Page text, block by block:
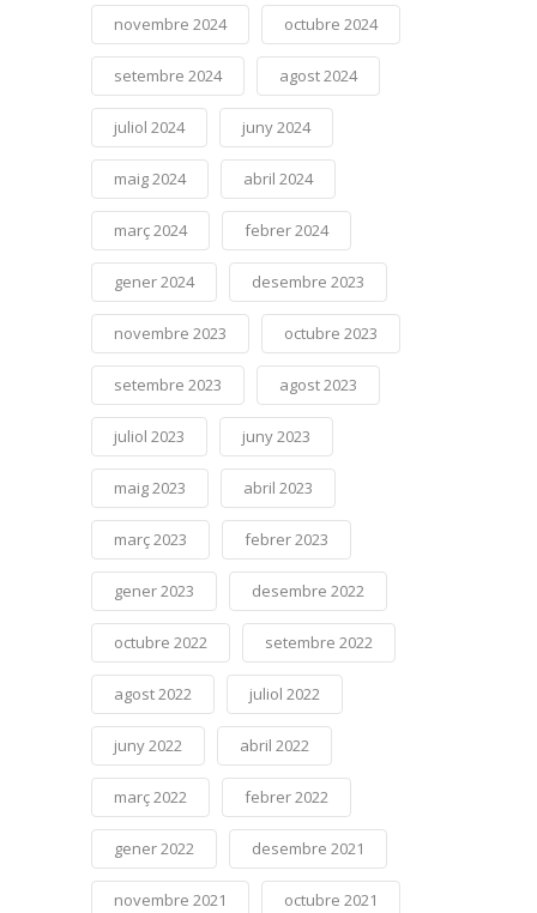
novembre 2024 octubre 2024
setembre 2024 agost 2024
juliol 2024 juny 2024
maig 2024 abril 2024
març 2024 febrer 2024
gener 2024 desembre 2023
novembre 2023 octubre 2023
setembre 2023 agost 2023
juliol 2023 juny 2023
maig 2023 abril 2023
març 2023 febrer 2023
gener 2023 desembre 2022
octubre 2022 setembre 2022
agost 2022 juliol 2022
juny 2022 abril 2022
març 2022 febrer 2022
gener 2022 desembre 2021
novembre 2021 octubre 2021